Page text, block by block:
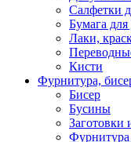
Салфетки
Бумага
Лаки,
Кисти
Фурнитура,
Бисер
Бусины
Заготовки